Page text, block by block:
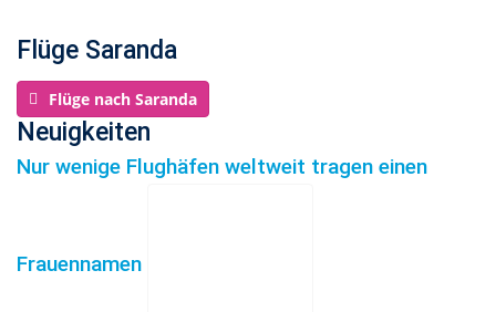
Flüge Saranda
Flüge nach Saranda
Neuigkeiten
Nur wenige Flughäfen weltweit tragen einen
Frauennamen